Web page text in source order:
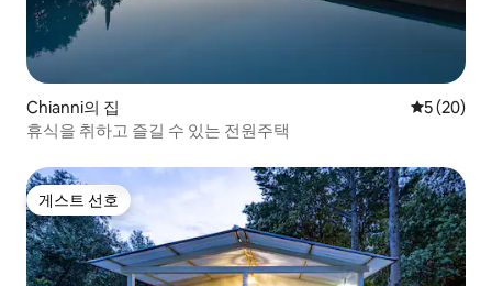
Chianni의 집 평점 5점(5
5 (20)
휴식을 취하고 즐길 수 있는 전원주택
게스트 선호
게스트 선호